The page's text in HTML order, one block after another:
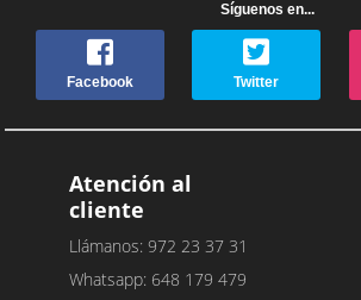
Síguenos en...
Facebook Twitter
Atención al
cliente
Llámanos: 972 23 37 31
Whatsapp: 648 179 479